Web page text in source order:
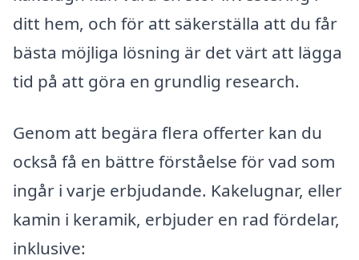
ditt hem, och för att säkerställa att du får
bästa möjliga lösning är det värt att lägga
tid på att göra en grundlig research.
Genom att begära flera offerter kan du
också få en bättre förståelse för vad som
ingår i varje erbjudande. Kakelugnar, eller
kamin i keramik, erbjuder en rad fördelar,
inklusive: